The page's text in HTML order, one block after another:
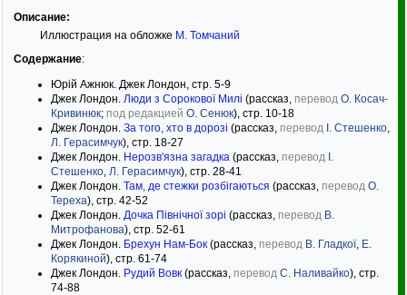
Описание:
Иллюстрация на обложке М. Томчаний
Содержание:
Юрій Ажнюк. Джек Лондон, стр. 5-9
Джек Лондон. Люди з Сорокової Милі (рассказ, перевод О. Косач-
Кривинюк; под редакцией О. Сенюк), стр. 10-18
Джек Лондон. За того, хто в дорозі (рассказ, перевод І. Стешенко,
Л. Герасимчук), стр. 18-27
Джек Лондон. Нерозв'язна загадка (рассказ, перевод І.
Стешенко, Л. Герасимчук), стр. 28-41
Джек Лондон. Там, де стежки розбігаються (рассказ, перевод О.
Тереха), стр. 42-52
Джек Лондон. Дочка Північної зорі (рассказ, перевод В.
Митрофанова), стр. 52-61
Джек Лондон. Брехун Нам-Бок (рассказ, перевод В. Гладкої, Е.
Корякиной), стр. 61-74
Джек Лондон. Рудий Вовк (рассказ, перевод С. Наливайко), стр.
74-88